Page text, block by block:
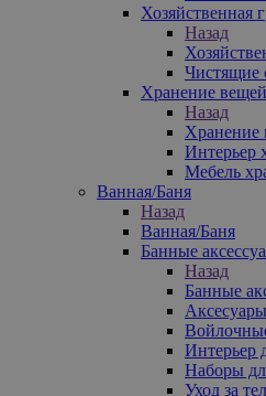
Хозяйственная
Назад
Чистящие
Хранение вещей
Назад
Хранение
Интерьер
Мебель
Ванная/Баня
Назад
Ванная/Баня
Банные
Назад
Банные
Интерьер
Наборы
Уход за